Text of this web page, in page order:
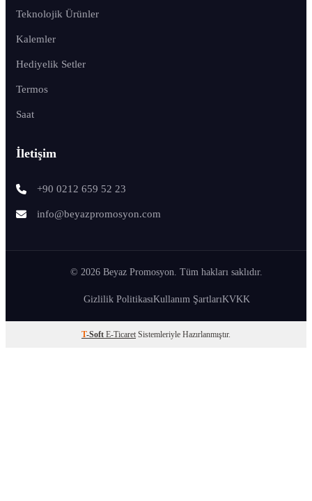
Teknolojik Ürünler
Kalemler
Hediyelik Setler
Termos
Saat
İletişim
+90 0212 659 52 23
info@beyazpromosyon.com
© 2026 Beyaz Promosyon. Tüm hakları saklıdır.
Gizlilik PolitikasıKullanım ŞartlarıKVKK
T-Soft E-Ticaret Sistemleriyle Hazırlanmıştır.